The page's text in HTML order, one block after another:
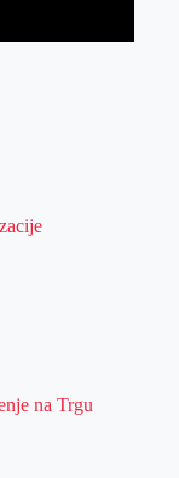
na Trgu